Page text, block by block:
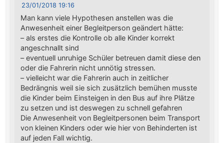
23/01/2018 19:16
Man kann viele Hypothesen anstellen was die
Anwesenheit einer Begleitperson geändert hätte:
– als erstes die Kontrolle ob alle Kinder korrekt
angeschnallt sind
– eventuell unruhige Schüler betreuen damit diese den
oder die Fahrerin nicht unnötig stressen.
– vielleicht war die Fahrerin auch in zeitlicher
Bedrängnis weil sie sich zusätzlich bemühen musste
die Kinder beim Einsteigen in den Bus auf ihre Plätze
zu setzen und ist deswegen zu schnell gefahren
Die Anwesenheit von Begleitpersonen beim Transport
von kleinen Kinders oder wie hier von Behinderten ist
auf jeden Fall wichtig.